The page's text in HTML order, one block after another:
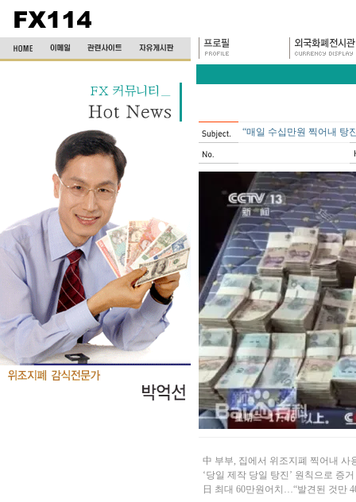
“매일 수십만원 찍어내 탕
中 부부, 집에서 위조지폐 찍어내 사
‘당일 제작 당일 탕진’ 원칙으로 증
日 최대 60만원어치…“발견된 것만